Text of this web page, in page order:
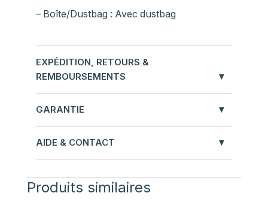
– Boîte/Dustbag : Avec dustbag
EXPÉDITION, RETOURS &
REMBOURSEMENTS
GARANTIE
AIDE & CONTACT
Produits similaires